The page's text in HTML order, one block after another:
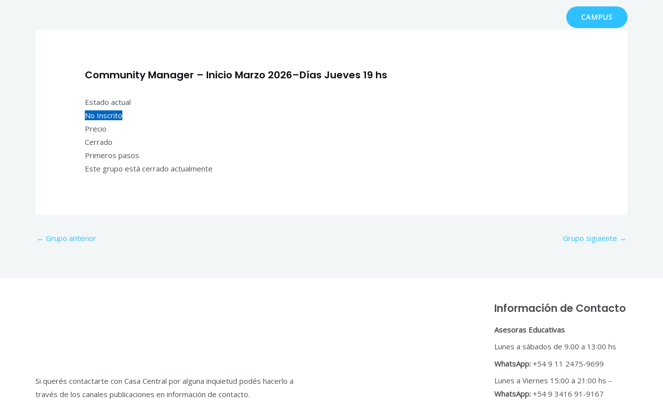
CAMPUS
Community Manager – Inicio Marzo 2026–Días Jueves 19 hs
Estado actual
No Inscrito
Precio
Cerrado
Primeros pasos
Este grupo está cerrado actualmente
← Grupo anterior Grupo siguiente →
Si querés contactarte con Casa Central por alguna inquietud podés hacerlo a
través de los canales publicaciones en información de contacto.
Información de Contacto
Asesoras Educativas
Lunes a sábados de 9.00 a 13:00 hs
WhatsApp: +54 9 11 2475-9699
Lunes a Viernes 15:00 a 21:00 hs –
WhatsApp: +54 9 3416 91-9167